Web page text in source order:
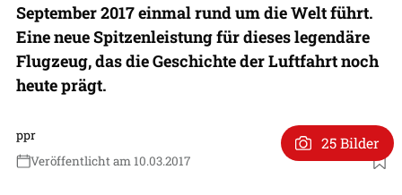
September 2017 einmal rund um die Welt führt.
Eine neue Spitzenleistung für dieses legendäre
Flugzeug, das die Geschichte der Luftfahrt noch
heute prägt.
ppr
Veröffentlicht am 10.03.2017
25 Bilder